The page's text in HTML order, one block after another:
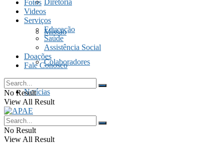
Diretoria
Missão
Colaboradores
Notícias
Fotos
Fotos
Videos
Serviços
Educação
Saúde
Assistência Social
Doações
Fale Conosco
No Result
View All Result
No Result
View All Result